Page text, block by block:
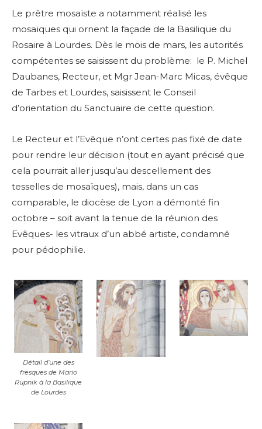
Le prêtre mosaïste a notamment réalisé les
mosaïques qui ornent la façade de la Basilique du
Rosaire à Lourdes. Dès le mois de mars, les autorités
compétentes se saisissent du problème: le P. Michel
Daubanes, Recteur, et Mgr Jean-Marc Micas, évêque
de Tarbes et Lourdes, saisissent le Conseil
d’orientation du Sanctuaire de cette question.
Le Recteur et l’Evêque n’ont certes pas fixé de date
pour rendre leur décision (tout en ayant précisé que
cela pourrait aller jusqu’au descellement des
tesselles de mosaïques), mais, dans un cas
comparable, le diocèse de Lyon a démonté fin
octobre – soit avant la tenue de la réunion des
Evêques- les vitraux d’un abbé artiste, condamné
pour pédophilie.
Détail d’une des
fresques de Mario
Rupnik à la Basilique
de Lourdes